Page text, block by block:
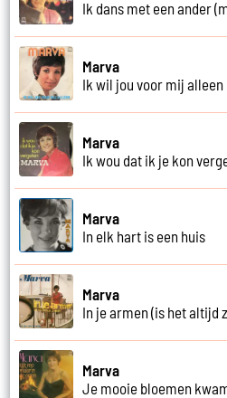
Ik dans met een ander
Marva
Ik wil jou voor mij alleen
Marva
Ik wou dat ik je kon
Marva
In elk hart is een huis
Marva
In je armen (is het altijd
Marva
Je mooie bloemen